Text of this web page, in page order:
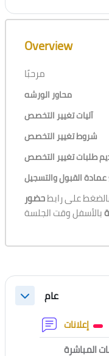
طلبات تغيير التخصص
عمادة القبول والتسجيل
Skip [Cocoon] Course
Overview
مرحبًا
محاور الورشه
آليات تغيير التخصص
شروط تغيير التخصص
طلبات تغيير التخصص
القبول والتسجيل
على رابطحضور
Section
Collapseعام
Forum
المباشرة